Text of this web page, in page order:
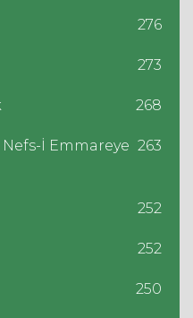
276
273
268
İ Emmareye 263
252
252
250